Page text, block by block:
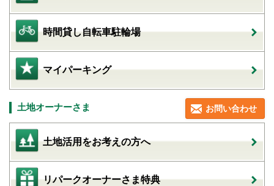
時間貸し自転車駐輪場
マイパーキング
土地オーナーさま お問い合わせ
土地活用をお考えの方へ
リパークオーナーさま特典